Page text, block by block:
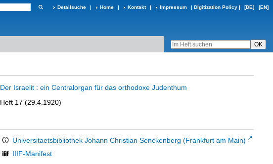
Detailsuche | Home | Kontakt | Impressum | Digitization Policy | [DE] [EN]
Der Israelit : ein Centralorgan für das orthodoxe Judenthum
Heft 17 (29.4.1920)
Universitaetsbibliothek Johann Christian Senckenberg (Frankfurt am Main)
IIIF-Manifest